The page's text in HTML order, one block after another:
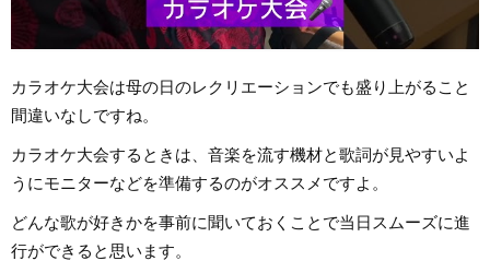
カラオケ大会は母の日のレクリエーションでも盛り上がること
間違いなしですね。
カラオケ大会するときは、音楽を流す機材と歌詞が見やすいよ
うにモニターなどを準備するのがオススメですよ。
どんな歌が好きかを事前に聞いておくことで当日スムーズに進
行ができると思います。